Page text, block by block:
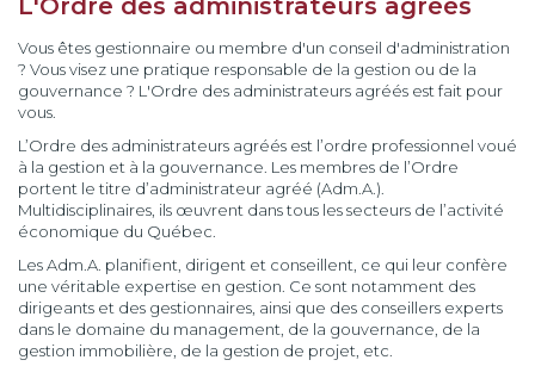
Vous êtes gestionnaire ou membre d'un conseil d'administration
? Vous visez une pratique responsable de la gestion ou de la
gouvernance ? L'Ordre des administrateurs agréés est fait pour
vous.
L’Ordre des administrateurs agréés est l’ordre professionnel voué
à la gestion et à la gouvernance. Les membres de l’Ordre
portent le titre d’administrateur agréé (Adm.A.).
Multidisciplinaires, ils œuvrent dans tous les secteurs de l’activité
économique du Québec.
Les Adm.A. planifient, dirigent et conseillent, ce qui leur confère
une véritable expertise en gestion. Ce sont notamment des
dirigeants et des gestionnaires, ainsi que des conseillers experts
dans le domaine du management, de la gouvernance, de la
gestion immobilière, de la gestion de projet, etc.